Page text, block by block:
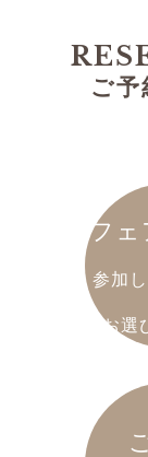
ご
フェ
参加
お選